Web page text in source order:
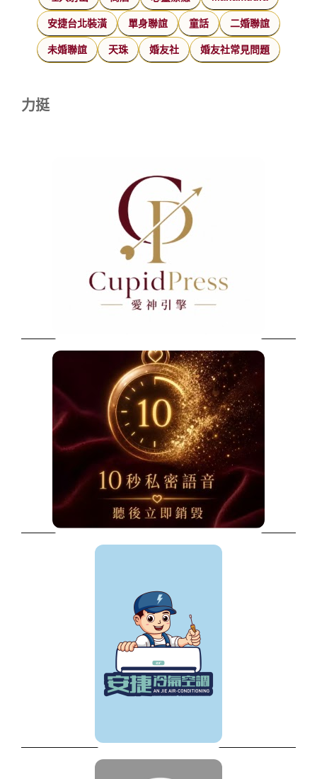
安捷台北裝潢 單身聯誼 童話 二婚聯誼
未婚聯誼 天珠 婚友社 婚友社常見問題
力挺